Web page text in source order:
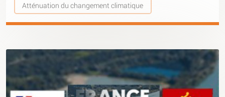
Atténuation du changement climatique